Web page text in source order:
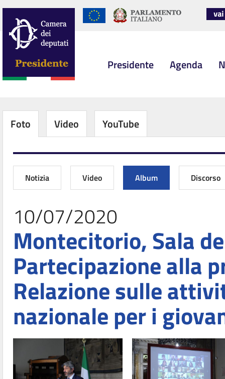
Presidente Agenda
Foto Video YouTube
Notizia Video Album Discorso
10/07/2020
Montecitorio, Sala
Partecipazione alla
Relazione sulle
nazionale per i